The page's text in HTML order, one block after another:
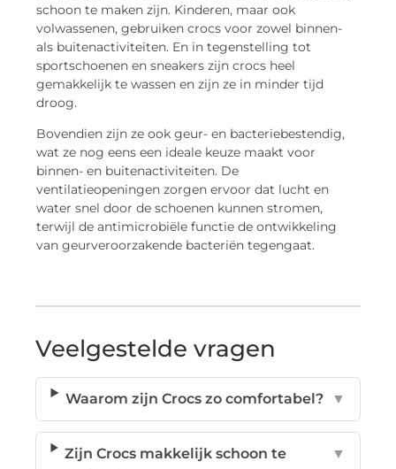
schoon te maken zijn. Kinderen, maar ook
volwassenen, gebruiken crocs voor zowel binnen-
als buitenactiviteiten. En in tegenstelling tot
sportschoenen en sneakers zijn crocs heel
gemakkelijk te wassen en zijn ze in minder tijd
droog.
Bovendien zijn ze ook geur- en bacteriebestendig,
wat ze nog eens een ideale keuze maakt voor
binnen- en buitenactiviteiten. De
ventilatieopeningen zorgen ervoor dat lucht en
water snel door de schoenen kunnen stromen,
terwijl de antimicrobiële functie de ontwikkeling
van geurveroorzakende bacteriën tegengaat.
Veelgestelde vragen
Waarom zijn Crocs zo comfortabel? ▼
Zijn Crocs makkelijk schoon te
▼